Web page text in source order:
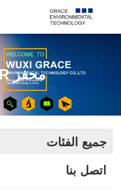
محفز SCR دينوكس
جميع الفئات
اتصل بنا